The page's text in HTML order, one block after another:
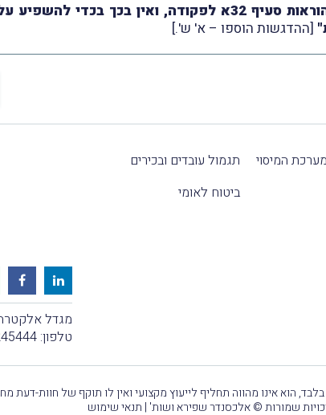
יודגש, כי עקרונות אלו רלוונטיים אך ורק ביחס ליישום הוראות סעיף
[ההדגשות הוספו – א' ש'.]
המיסוי
תגמול עובדים ובכירים
ביטוח לאומי
מגדל אלקטרה, יגאל
טלפון:
הוא אינו מהווה תחליף לייעוץ מקצועי ואין לו תוקף של חוות-דעת
שמורות © אלכסנדר שפירא ושות' | תנאי שימוש